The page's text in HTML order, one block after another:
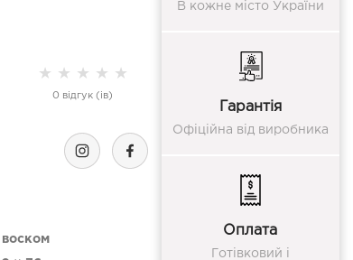
★ ★ ★ ★ ★
0 відгук (ів)
воском
В кожне місто України
Гарантія
Офіційна від виробника
Оплата
Готівковий і